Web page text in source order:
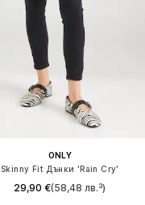
ONLY
Skinny Fit Дънки 'Rain Cry'
29,90 €(58,48 лв.³)